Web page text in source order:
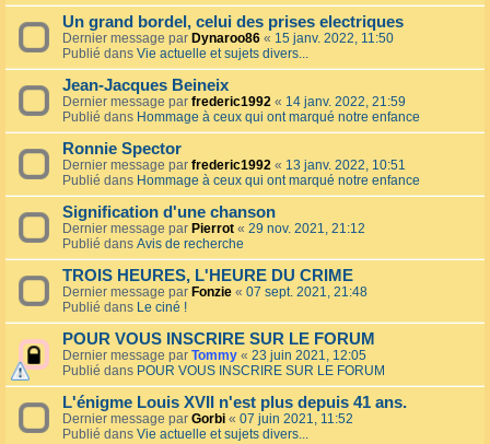
Un grand bordel, celui des prises electriques
Dernier message par Dynaroo86 « 15 janv. 2022, 11:50
Publié dans Vie actuelle et sujets divers...
Jean-Jacques Beineix
Dernier message par frederic1992 « 14 janv. 2022, 21:59
Publié dans Hommage à ceux qui ont marqué notre enfance
Ronnie Spector
Dernier message par frederic1992 « 13 janv. 2022, 10:51
Publié dans Hommage à ceux qui ont marqué notre enfance
Signification d'une chanson
Dernier message par Pierrot « 29 nov. 2021, 21:12
Publié dans Avis de recherche
TROIS HEURES, L'HEURE DU CRIME
Dernier message par Fonzie « 07 sept. 2021, 21:48
Publié dans Le ciné !
POUR VOUS INSCRIRE SUR LE FORUM
Dernier message par Tommy « 23 juin 2021, 12:05
Publié dans POUR VOUS INSCRIRE SUR LE FORUM
L'énigme Louis XVII n'est plus depuis 41 ans.
Dernier message par Gorbi « 07 juin 2021, 11:52
Publié dans Vie actuelle et sujets divers...